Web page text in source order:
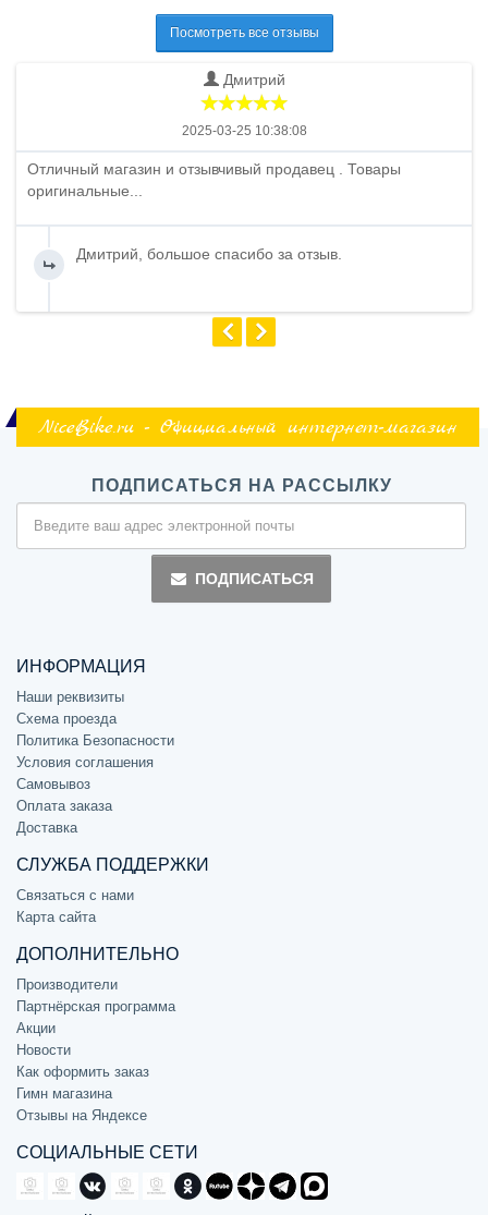
Посмотреть все отзывы
Дмитрий
2025-03-25 10:38:08
Отличный магазин и отзывчивый продавец . Товары
оригинальные...
Дмитрий, большое спасибо за отзыв.
NiceBike.ru - Официальный интернет-магазин
ПОДПИСАТЬСЯ НА РАССЫЛКУ
ПОДПИСАТЬСЯ
ИНФОРМАЦИЯ
Наши реквизиты
Схема проезда
Политика Безопасности
Условия соглашения
Самовывоз
Оплата заказа
Доставка
СЛУЖБА ПОДДЕРЖКИ
Связаться с нами
Карта сайта
ДОПОЛНИТЕЛЬНО
Производители
Партнёрская программа
Акции
Новости
Как оформить заказ
Гимн магазина
Отзывы на Яндексе
СОЦИАЛЬНЫЕ СЕТИ